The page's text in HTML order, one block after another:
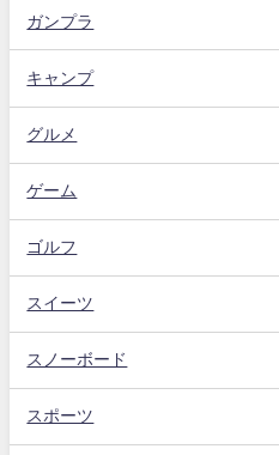
ガンプラ
キャンプ
グルメ
ゲーム
ゴルフ
スイーツ
スノーボード
スポーツ